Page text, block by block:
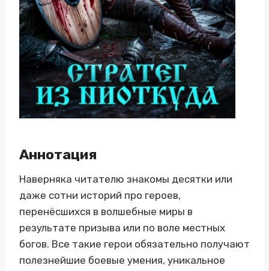
Аннотация
Наверняка читателю знакомы десятки или
даже сотни историй про героев,
перенёсшихся в волшебные миры в
результате призыва или по воле местных
богов. Все такие герои обязательно получают
полезнейшие боевые умения, уникальное